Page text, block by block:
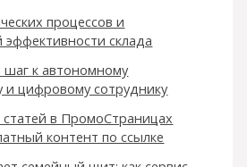
процессов и
склада
шаг к автономному
и цифровому сотруднику
в ПромоСтраницах
контент по ссылке